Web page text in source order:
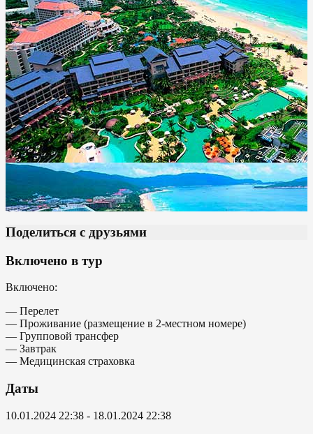
Поделиться с друзьями
Включено в тур
Включено:
— Перелет
— Проживание (размещение в 2-местном номере)
— Групповой трансфер
— Завтрак
— Медицинская страховка
Даты
10.01.2024 22:38 - 18.01.2024 22:38